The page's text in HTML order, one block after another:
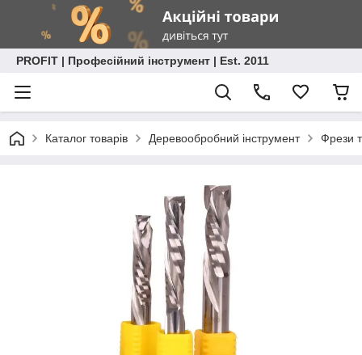
PROFIT | Професійний інструмент | Est. 2011
Каталог товарів Деревообробний інструмент Фрези